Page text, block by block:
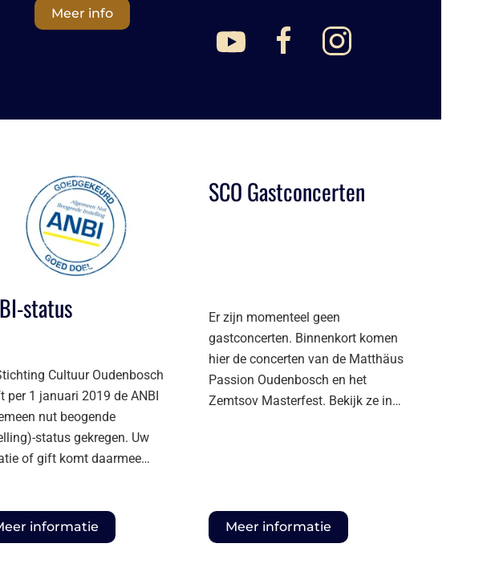
Meer info
status
Cultuur Oudenbosch
per 1 januari 2019 de ANBI
nut beogende
status gekregen. Uw
of gift komt daarmee…
informatie
SCO Gastconcerten
Er zijn momenteel geen
gastconcerten. Binnenkort komen
hier de concerten van de Matthäus
Passion Oudenbosch en het
Zemtsov Masterfest. Bekijk ze in…
Meer informatie